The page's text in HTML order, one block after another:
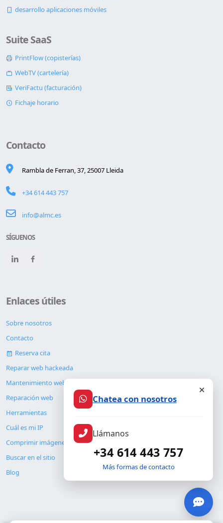
desarrollo aplicaciones móviles
Suite SaaS
PrintFlow (copisterías)
WebTV (cartelería)
VeriFactu (facturación)
Fichaje horario
Contacto
Rambla de Ferran, 37, 25007 Lleida
+34 614 443 757
info@almc.es
SÍGUENOS
Enlaces útiles
Sobre nosotros
Contacto
Reserva cita
Reparar web hackeada
Mantenimiento web
Reparación web
Herramientas
Cuál es mi IP
Comprimir imágenes
Buscar en el sitio
Blog
Chatea con nosotros
Llámanos
+34 614 443 757
Más formas de contacto